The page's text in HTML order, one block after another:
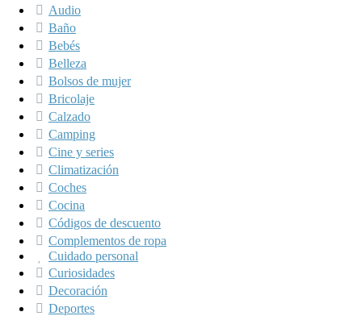
Audio
Baño
Bebés
Belleza
Bolsos de mujer
Bricolaje
Calzado
Camping
Cine y series
Climatización
Coches
Cocina
Códigos de descuento
Complementos de ropa
Cuidado personal
Curiosidades
Decoración
Deportes